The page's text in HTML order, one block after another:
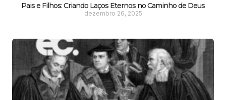
Pais e Filhos: Criando Laços Eternos no Caminho de Deus
dezembro 26, 2025